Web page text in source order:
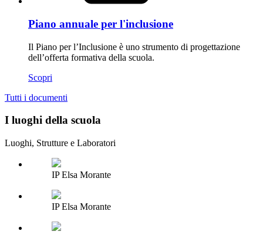
Piano annuale per l'inclusione
Il Piano per l’Inclusione è uno strumento di progettazione
dell’offerta formativa della scuola.
Scopri
Tutti i documenti
I luoghi della scuola
Luoghi, Strutture e Laboratori
IP Elsa Morante
IP Elsa Morante